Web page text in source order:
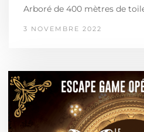
Arboré de 400 mètres de
3 NOVEMBRE 2022